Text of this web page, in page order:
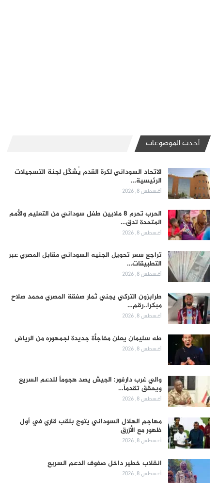
أحدث الموضوعات
الاتحاد السوداني لكرة القدم يُشكّل لجنة التسجيلات
الرئيسية…
أغسطس 8, 2026
الحرب تحرم 8 ملايين طفل سوداني من التعليم والأمم
المتحدة تدق…
أغسطس 8, 2026
تراجع سعر تحويل الجنيه السوداني مقابل المصري عبر
التطبيقات…
أغسطس 8, 2026
طرابزون التركي يجني ثمار صفقة المصري محمد صلاح
مبكرا..رقم…
أغسطس 8, 2026
طه سليمان يعلن مفاجأة جديدة لجمهوره من الرياض
أغسطس 8, 2026
والي غرب دارفور: الجيش يصد هجوماً للدعم السريع
ويحقق تقدماً…
أغسطس 8, 2026
مهاجم الهلال السوداني يتوج بلقب قاري في أول
ظهور مع الأزرق
أغسطس 8, 2026
انقلاب خطير داخل صفوف الدعم السريع
أغسطس 8, 2026